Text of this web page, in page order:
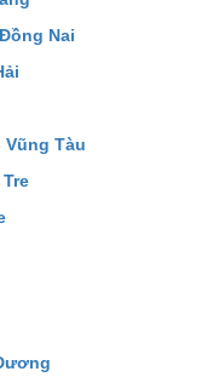
Nai
Tàu